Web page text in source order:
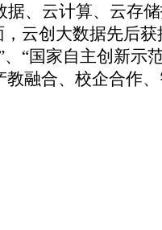
、云计算、云存
云创大数据先后
国家自主创新示
融合、校企合作、